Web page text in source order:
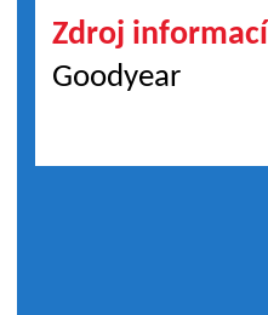
Zdroj informací
Goodyear